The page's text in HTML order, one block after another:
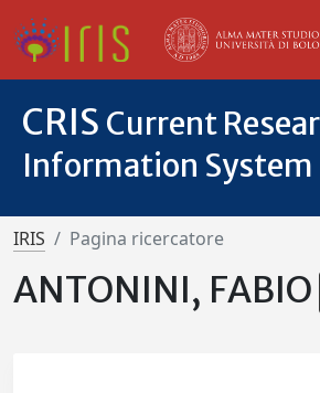
CRIS Current
Information System
IRIS Pagina ricercatore
ANTONINI, FABIO